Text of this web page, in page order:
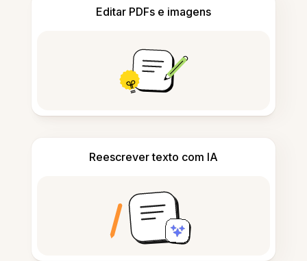
Editar PDFs e imagens
Reescrever texto com IA